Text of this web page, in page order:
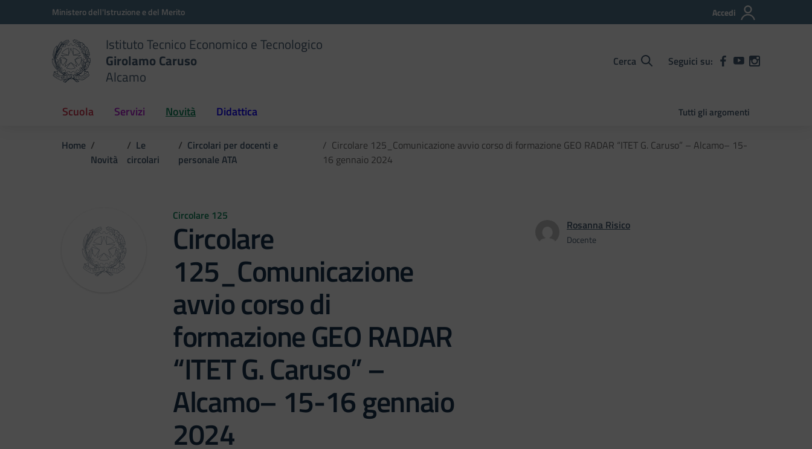
Vai ai contenuti
Vai al menu di navigazioneMinistero dell'Istruzione e del Merito Accedi
Istituto Tecnico Economico e Tecnologico
Girolamo Caruso
Alcamo
Cerca Seguici su:
Scuola Servizi Novità Didattica Tutti gli argomenti
Home
Novità
Le
circolari
Circolari per docenti e
personale ATA
Circolare 125_Comunicazione avvio corso di formazione GEO RADAR “ITET G. Caruso” – Alcamo– 15-
16 gennaio 2024
Circolare 125
Circolare
125_Comunicazione
avvio corso di
formazione GEO RADAR
“ITET G. Caruso” –
Alcamo– 15-16 gennaio
2024
Rosanna Risico
Docente